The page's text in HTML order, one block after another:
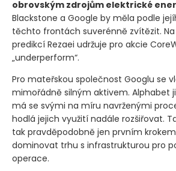
obrovským zdrojům elektrické
Blackstone a Google by měla podle
těchto frontách suverénně zvítězit.
predikcí Rezaei udržuje pro akcie
„underperform“.
Pro mateřskou společnost Googlu se
mimořádně silným aktivem. Alphabet
má se svými na míru navrženými
hodlá jejich využití nadále rozšiřovat.
tak pravděpodobně jen prvním
dominovat trhu s infrastrukturou pro
operace.